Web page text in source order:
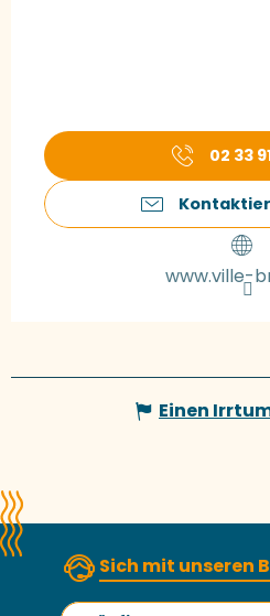
02 33
www.ville-
Einen
Sich mit unseren